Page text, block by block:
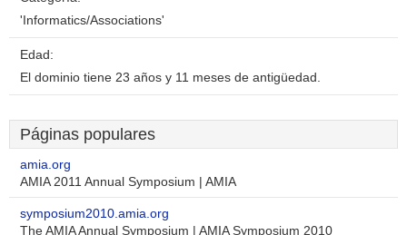
'Informatics/Associations'
Edad:
El dominio tiene 23 años y 11 meses de antigüedad.
Páginas populares
amia.org
AMIA 2011 Annual Symposium | AMIA
symposium2010.amia.org
The AMIA Annual Symposium | AMIA Symposium 2010